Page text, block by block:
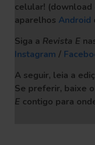
celular! (download
aparelhos Android
Siga a Revista E
Instagram /
A seguir, leia a
Se preferir, baixe o
E contigo para